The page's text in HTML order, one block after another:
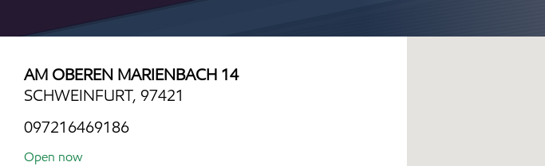
AM OBEREN MARIENBACH 14
SCHWEINFURT, 97421
097216469186
Open now